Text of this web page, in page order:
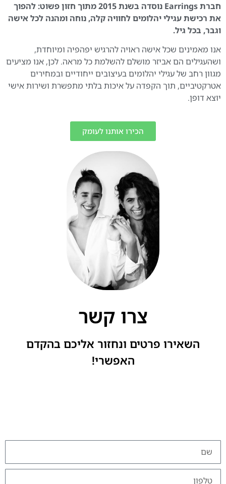
חברת Earrings נוסדה בשנת 2015 מתוך חזון פשוט: להפוך
את רכישת עגילי יהלומים לחוויה קלה, נוחה ומהנה לכל אישה
וגבר, בכל גיל.
אנו מאמינים שכל אישה ראויה להרגיש יפהפיה ומיוחדת,
ושהעגילים הם אביזר מושלם להשלמת כל מראה. לכן, אנו מציעים
מגוון רחב של עגילי יהלומים בעיצובים ייחודיים ובמחירים
אטרקטיביים, תוך הקפדה על איכות בלתי מתפשרת ושירות אישי
יוצא דופן.
הכירו אותנו לעומק
צרו קשר
השאירו פרטים ונחזור אליכם בהקדם
האפשרי!